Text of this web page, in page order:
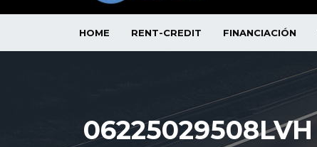
HOME RENT-CREDIT FINANCIACIÓN
06225029508LVH